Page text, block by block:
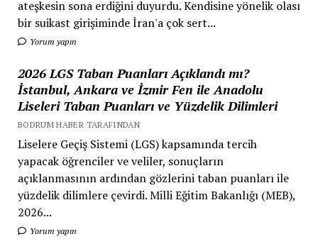
ateşkesin sona erdiğini duyurdu. Kendisine yönelik olası
bir suikast girişiminde İran'a çok sert...
Yorum yapın
2026 LGS Taban Puanları Açıklandı mı?
İstanbul, Ankara ve İzmir Fen ile Anadolu
Liseleri Taban Puanları ve Yüzdelik Dilimleri
BODRUM HABER TARAFINDAN
Liselere Geçiş Sistemi (LGS) kapsamında tercih
yapacak öğrenciler ve veliler, sonuçların
açıklanmasının ardından gözlerini taban puanları ile
yüzdelik dilimlere çevirdi. Milli Eğitim Bakanlığı (MEB),
2026...
Yorum yapın